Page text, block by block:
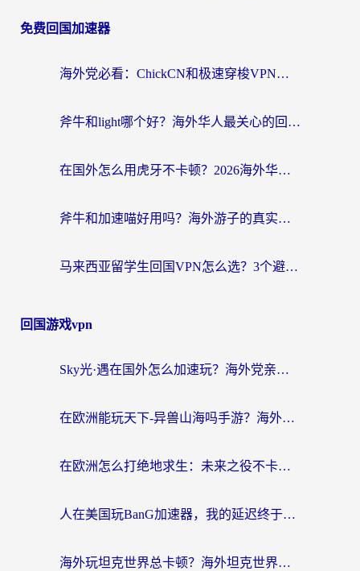
免费回国加速器
海外党必看：ChickCN和极速穿梭VPN好用吗？3招教你选对回国加速器无缝刷国内资源
斧牛和light哪个好？海外华人最关心的回国加速器选择难题，一篇讲透
在国外怎么用虎牙不卡顿？2026海外华人亲测有效的回国加速器选择指南
斧牛和加速喵好用吗？海外游子的真实选择困境
马来西亚留学生回国VPN怎么选？3个避坑点+1款实测好用的加速器推荐
回国游戏vpn
Sky光·遇在国外怎么加速玩？海外党亲测有效的国服游戏加速指南
在欧洲能玩天下-异兽山海吗手游？海外玩家的加速器生存指南
在欧洲怎么打绝地求生：未来之役不卡？留学生亲测的加速器避坑指南
人在美国玩BanG加速器，我的延迟终于绿了
海外玩坦克世界总卡顿？海外坦克世界加速器有哪些？实测好用的选择在这里